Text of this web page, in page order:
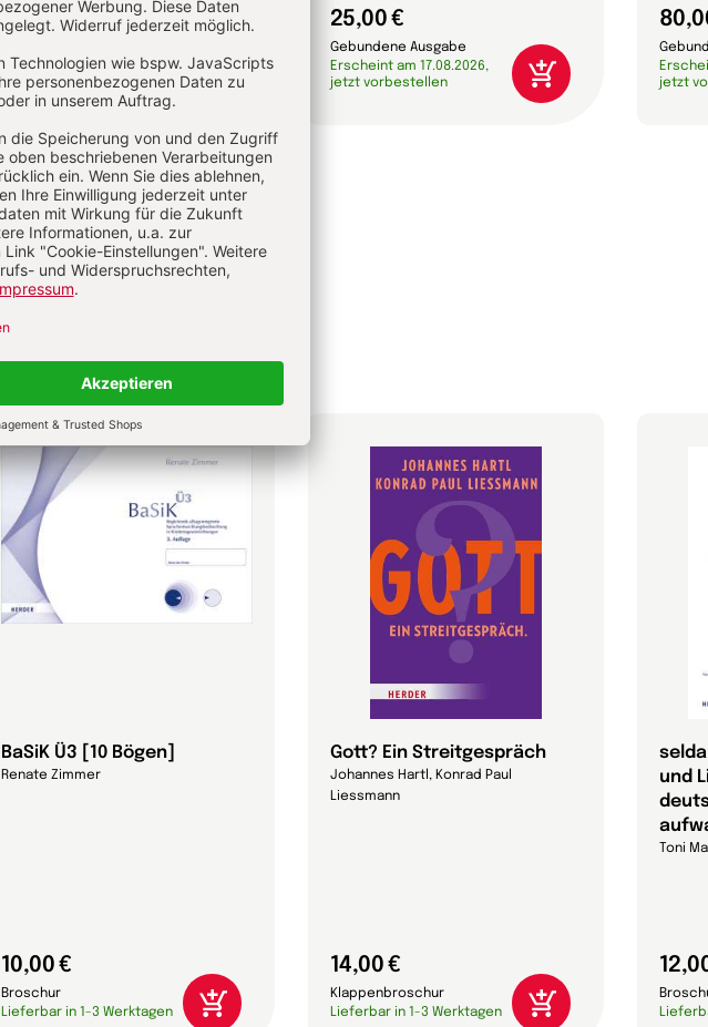
25,00 €
Erscheint am 17.08.2026,
jetzt vorbestellen
25,00 €
Gebundene Ausgabe
Erscheint am 17.08.2026,
jetzt vorbestellen
jetzt
BaSiK Ü3 [10 Bögen]
Renate Zimmer
10,00 €
Broschur
Lieferbar in 1-3 Werktagen
Gott? Ein Streitgespräch
Johannes Hartl, Konrad Paul
Liessmann
14,00 €
Klappenbroschur
Lieferbar in 1-3 Werktagen
und
Toni